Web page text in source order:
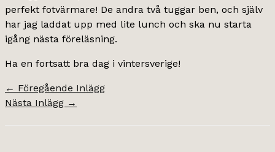
perfekt fotvärmare! De andra två tuggar ben, och själv
har jag laddat upp med lite lunch och ska nu starta
igång nästa föreläsning.
Ha en fortsatt bra dag i vintersverige!
← Föregående Inlägg
Nästa Inlägg →